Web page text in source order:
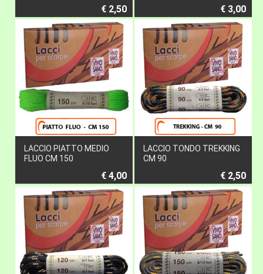
€ 2,50 € 3,00
LACCIO PIATTO MEDIO
FLUO CM 150
€ 4,00
LACCIO TONDO TREKKING
CM 90
€ 2,50